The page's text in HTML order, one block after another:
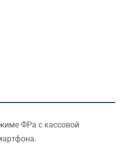
ФРа с кассовой